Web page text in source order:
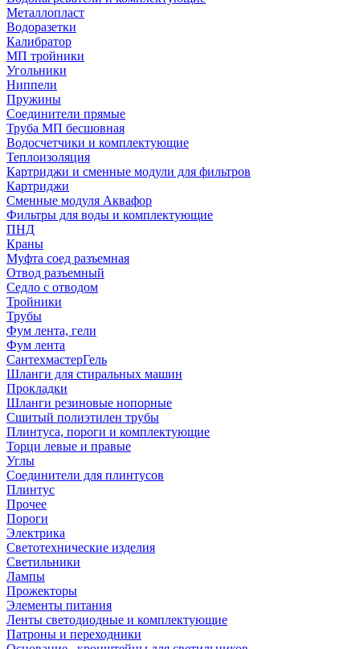
Металлопласт
Водоразетки
Калибратор
МП тройники
Угольники
Ниппели
Пружины
Соединители прямые
Труба МП бесшовная
Водосчетчики и комплектующие
Теплоизоляция
Картриджи и сменные модули для фильтров
Картриджи
Сменные модуля Аквафор
Фильтры для воды и комплектующие
ПНД
Краны
Муфта соед разъемная
Отвод разъемный
Седло с отводом
Тройники
Трубы
Фум лента, гели
Фум лента
СантехмастерГель
Шланги для стиральных машин
Прокладки
Шланги резиновые нопорные
Сшитый полиэтилен трубы
Плинтуса, пороги и комплектующие
Торци левые и правые
Углы
Соединители для плинтусов
Плинтус
Прочее
Пороги
Электрика
Светотехнические изделия
Светильники
Лампы
Прожекторы
Элементы питания
Ленты светодиодные и комплектующие
Патроны и переходники